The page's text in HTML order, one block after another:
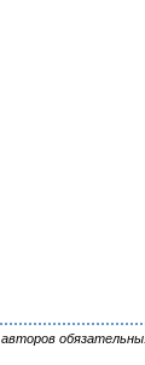
обязательны.